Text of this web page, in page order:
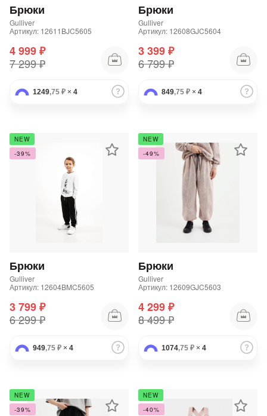
Брюки
Gulliver
Артикул: 12611BJC5605
4 999 ₽
7 299 ₽
1249,75 ₽ × 4
Брюки
Gulliver
Артикул: 12608GJC5604
3 399 ₽
6 799 ₽
849,75 ₽ × 4
NEW
-39%
Брюки
Gulliver
Артикул: 12604BMC5605
3 799 ₽
6 299 ₽
949,75 ₽ × 4
NEW
-49%
Брюки
Gulliver
Артикул: 12609GJC5603
4 299 ₽
8 499 ₽
1074,75 ₽ × 4
NEW
-39%
NEW
-40%